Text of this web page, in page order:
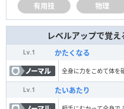
有用技 物理
レベルアップで覚え
Lv.1 かたくなる
全身に力をこめて体を
Lv.1 たいあたり